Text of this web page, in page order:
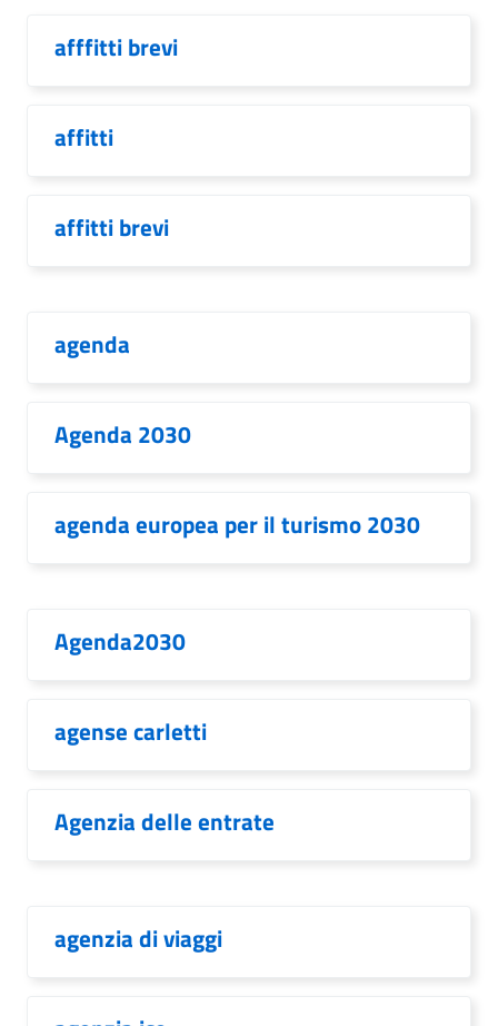
afffitti brevi
affitti
affitti brevi
agenda
Agenda 2030
agenda europea per il turismo 2030
Agenda2030
agense carletti
Agenzia delle entrate
agenzia di viaggi